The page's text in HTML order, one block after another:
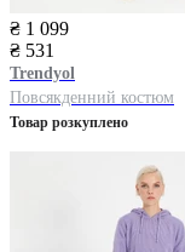
₴ 1 099
₴ 531
Trendyol
Повсякденний костюм
Товар розкуплено